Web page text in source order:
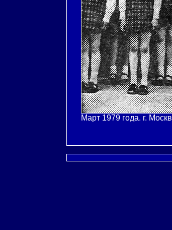
Март 1979 года. г.